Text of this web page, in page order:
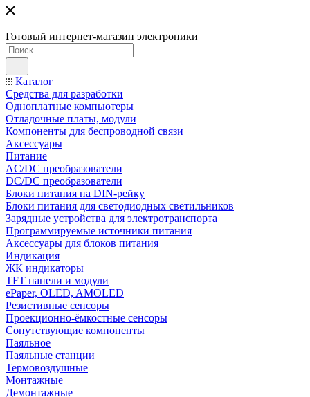
Готовый интернет-магазин электроники
Каталог
Средства для разработки
Одноплатные компьютеры
Отладочные платы, модули
Компоненты для беспроводной связи
Аксессуары
Питание
AC/DC преобразователи
DC/DC преобразователи
Блоки питания на DIN-рейку
Блоки питания для светодиодных светильников
Зарядные устройства для электротранспорта
Программируемые источники питания
Аксессуары для блоков питания
Индикация
ЖК индикаторы
TFT панели и модули
ePaper, OLED, AMOLED
Резистивные сенсоры
Проекционно-ёмкостные сенсоры
Сопутствующие компоненты
Паяльное
Паяльные станции
Термовоздушные
Монтажные
Демонтажные